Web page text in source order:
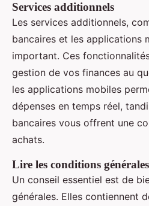
Services additionnels
Les services additionnels,
bancaires et les applications
important. Ces
gestion de vos finances au
les applications mobiles
dépenses en temps réel,
bancaires vous offrent une
achats.
Lire les conditions générales
Un conseil essentiel est de
générales. Elles contiennent